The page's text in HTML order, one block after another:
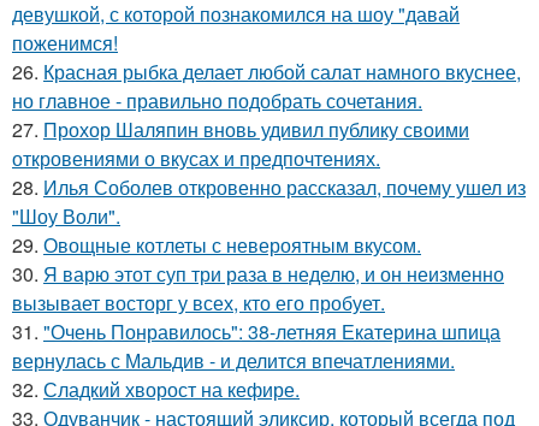
девушкой, с которой познакомился на шоу "давай
поженимся!
26. Красная рыбка делает любой салат намного вкуснее,
но главное - правильно подобрать сочетания.
27. Прохор Шаляпин вновь удивил публику своими
откровениями о вкусах и предпочтениях.
28. Илья Соболев откровенно рассказал, почему ушел из
"Шоу Воли".
29. Овощные котлеты с невероятным вкусом.
30. Я варю этот суп три раза в неделю, и он неизменно
вызывает восторг у всех, кто его пробует.
31. "Очень Понравилось": 38-летняя Екатерина шпица
вернулась с Мальдив - и делится впечатлениями.
32. Сладкий хворост на кефире.
33. Одуванчик - настоящий эликсир, который всегда под